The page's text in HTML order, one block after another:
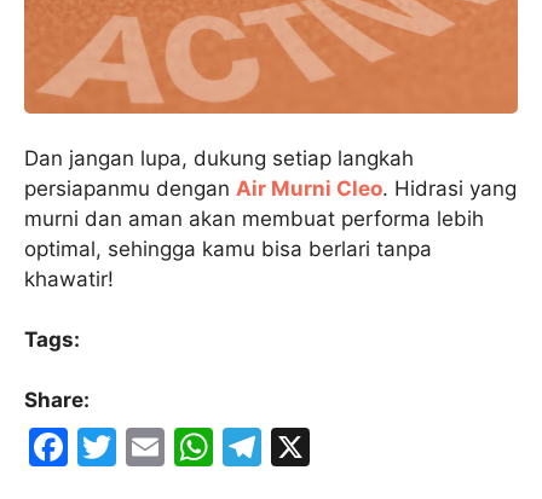
Dan jangan lupa, dukung setiap langkah
persiapanmu dengan Air Murni Cleo. Hidrasi yang
murni dan aman akan membuat performa lebih
optimal, sehingga kamu bisa berlari tanpa
khawatir!
Tags:
Share:
F
T
E
W T